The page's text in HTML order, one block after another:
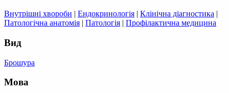
Внутрішні хвороби | Ендокринологія | Клінічна діагностика |
Патологічна анатомія | Патологія | Профілактична медицина
Вид
Брошура
Мова